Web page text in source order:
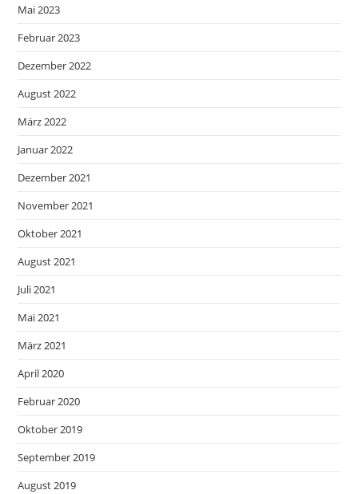
Mai 2023
Februar 2023
Dezember 2022
August 2022
März 2022
Januar 2022
Dezember 2021
November 2021
Oktober 2021
August 2021
Juli 2021
Mai 2021
März 2021
April 2020
Februar 2020
Oktober 2019
September 2019
August 2019